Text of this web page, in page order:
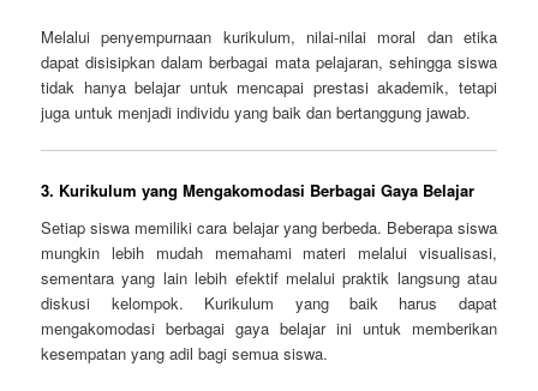
Melalui penyempurnaan kurikulum, nilai-nilai moral dan etika
dapat disisipkan dalam berbagai mata pelajaran, sehingga siswa
tidak hanya belajar untuk mencapai prestasi akademik, tetapi
juga untuk menjadi individu yang baik dan bertanggung jawab.
3. Kurikulum yang Mengakomodasi Berbagai Gaya Belajar
Setiap siswa memiliki cara belajar yang berbeda. Beberapa siswa
mungkin lebih mudah memahami materi melalui visualisasi,
sementara yang lain lebih efektif melalui praktik langsung atau
diskusi kelompok. Kurikulum yang baik harus dapat
mengakomodasi berbagai gaya belajar ini untuk memberikan
kesempatan yang adil bagi semua siswa.